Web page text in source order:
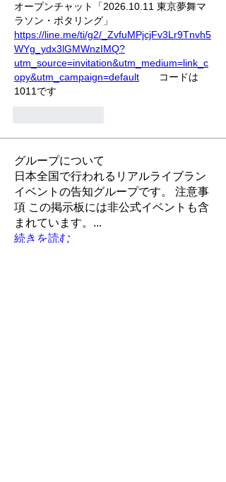
オープンチャット「2026.10.11 東京夢舞マ
ラソン・ポタリング」
https://line.me/ti/g2/_ZvfuMPjcjFv3Lr9Tnvh5
WYg_ydx3lGMWnzIMQ?
utm_source=invitation&utm_medium=link_c
opy&utm_campaign=default コードは
1011です
グループについて
日本全国で行われるリアルライブラン
イベントの告知グループです。 注意事
項 この掲示板には非公式イベントも含
まれています。 ...
続きを読む